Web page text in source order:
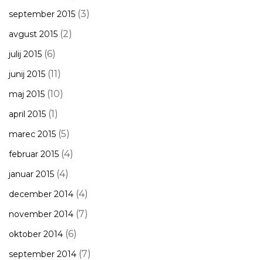
september 2015 (3)
avgust 2015 (2)
julij 2015 (6)
junij 2015 (11)
maj 2015 (10)
april 2015 (1)
marec 2015 (5)
februar 2015 (4)
januar 2015 (4)
december 2014 (4)
november 2014 (7)
oktober 2014 (6)
september 2014 (7)